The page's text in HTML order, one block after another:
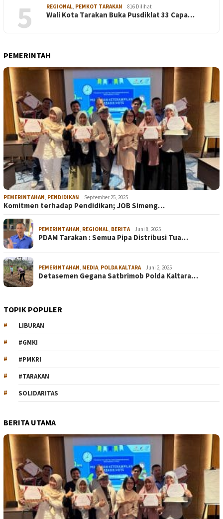
5 REGIONAL, PEMKOT TARAKAN 816 Dilihat
Wali Kota Tarakan Buka Pusdiklat 33 Capa…
PEMERINTAH
PEMERINTAHAN, PENDIDIKAN September 25, 2025
Komitmen terhadap Pendidikan; JOB Simeng…
PEMERINTAHAN, REGIONAL, BERITA Juni 8, 2025
PDAM Tarakan : Semua Pipa Distribusi Tua…
PEMERINTAHAN, MEDIA, POLDA KALTARA Juni 2, 2025
Detasemen Gegana Satbrimob Polda Kaltara…
TOPIK POPULER
LIBURAN
#GMKI
#PMKRI
#TARAKAN
SOLIDARITAS
BERITA UTAMA